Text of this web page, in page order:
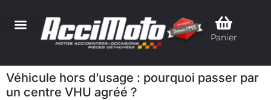
Panier
Véhicule hors d’usage : pourquoi passer par
un centre VHU agréé ?